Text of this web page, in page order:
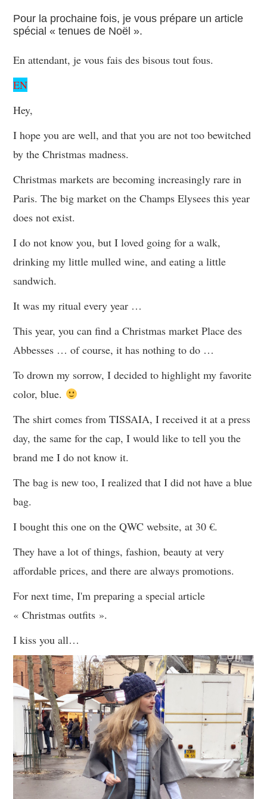
Pour la prochaine fois, je vous prépare un article
spécial « tenues de Noël ».
En attendant, je vous fais des bisous tout fous.
EN
Hey,
I hope you are well, and that you are not too bewitched
by the Christmas madness.
Christmas markets are becoming increasingly rare in
Paris. The big market on the Champs Elysees this year
does not exist.
I do not know you, but I loved going for a walk,
drinking my little mulled wine, and eating a little
sandwich.
It was my ritual every year …
This year, you can find a Christmas market Place des
Abbesses … of course, it has nothing to do …
To drown my sorrow, I decided to highlight my favorite
color, blue.
The shirt comes from TISSAIA, I received it at a press
day, the same for the cap, I would like to tell you the
brand me I do not know it.
The bag is new too, I realized that I did not have a blue
bag.
I bought this one on the QWC website, at 30 €.
They have a lot of things, fashion, beauty at very
affordable prices, and there are always promotions.
For next time, I'm preparing a special article
« Christmas outfits ».
I kiss you all…